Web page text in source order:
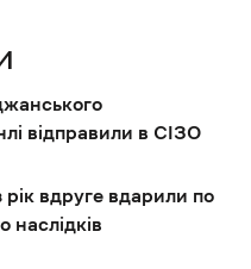
відправили в СІЗО
рік вдруге вдарили по
наслідків